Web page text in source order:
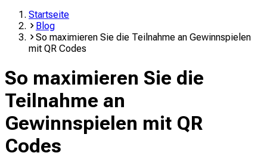
Startseite
Blog
So maximieren Sie die Teilnahme an Gewinnspielen
mit QR Codes
So maximieren Sie die
Teilnahme an
Gewinnspielen mit QR
Codes